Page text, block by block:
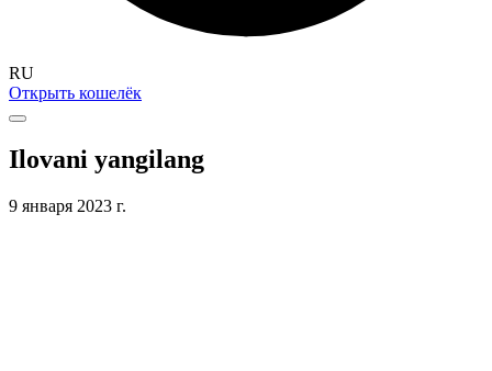
RU
Открыть кошелёк
Ilovani yangilang
9 января 2023 г.